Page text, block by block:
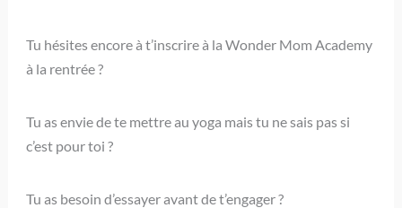
Tu hésites encore à t’inscrire à la Wonder Mom Academy
à la rentrée ?
Tu as envie de te mettre au yoga mais tu ne sais pas si
c’est pour toi ?
Tu as besoin d’essayer avant de t’engager ?